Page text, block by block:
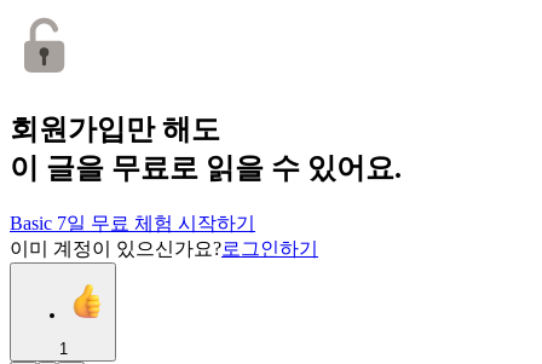
회원가입만 해도
이 글을 무료로 읽을 수 있어요.
Basic 7일 무료 체험 시작하기
이미 계정이 있으신가요?로그인하기
1